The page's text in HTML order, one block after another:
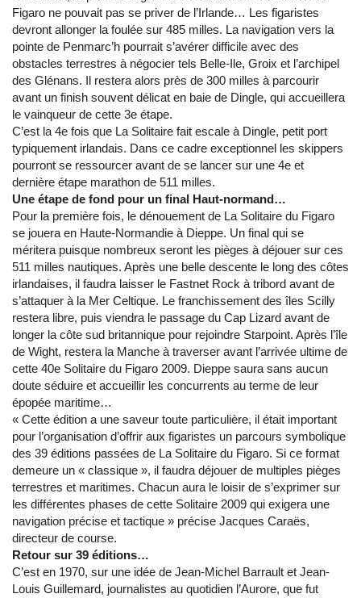
Figaro ne pouvait pas se priver de l’Irlande… Les figaristes
devront allonger la foulée sur 485 milles. La navigation vers la
pointe de Penmarc’h pourrait s’avérer difficile avec des
obstacles terrestres à négocier tels Belle-Ile, Groix et l’archipel
des Glénans. Il restera alors près de 300 milles à parcourir
avant un finish souvent délicat en baie de Dingle, qui accueillera
le vainqueur de cette 3e étape.
C’est la 4e fois que La Solitaire fait escale à Dingle, petit port
typiquement irlandais. Dans ce cadre exceptionnel les skippers
pourront se ressourcer avant de se lancer sur une 4e et
dernière étape marathon de 511 milles.
Une étape de fond pour un final Haut-normand…
Pour la première fois, le dénouement de La Solitaire du Figaro
se jouera en Haute-Normandie à Dieppe. Un final qui se
méritera puisque nombreux seront les pièges à déjouer sur ces
511 milles nautiques. Après une belle descente le long des côtes
irlandaises, il faudra laisser le Fastnet Rock à tribord avant de
s’attaquer à la Mer Celtique. Le franchissement des îles Scilly
restera libre, puis viendra le passage du Cap Lizard avant de
longer la côte sud britannique pour rejoindre Starpoint. Après l’île
de Wight, restera la Manche à traverser avant l’arrivée ultime de
cette 40e Solitaire du Figaro 2009. Dieppe saura sans aucun
doute séduire et accueillir les concurrents au terme de leur
épopée maritime…
« Cette édition a une saveur toute particulière, il était important
pour l’organisation d’offrir aux figaristes un parcours symbolique
des 39 éditions passées de La Solitaire du Figaro. Si ce format
demeure un « classique », il faudra déjouer de multiples pièges
terrestres et maritimes. Chacun aura le loisir de s’exprimer sur
les différentes phases de cette Solitaire 2009 qui exigera une
navigation précise et tactique » précise Jacques Caraës,
directeur de course.
Retour sur 39 éditions…
C’est en 1970, sur une idée de Jean-Michel Barrault et Jean-
Louis Guillemard, journalistes au quotidien l’Aurore, que fut